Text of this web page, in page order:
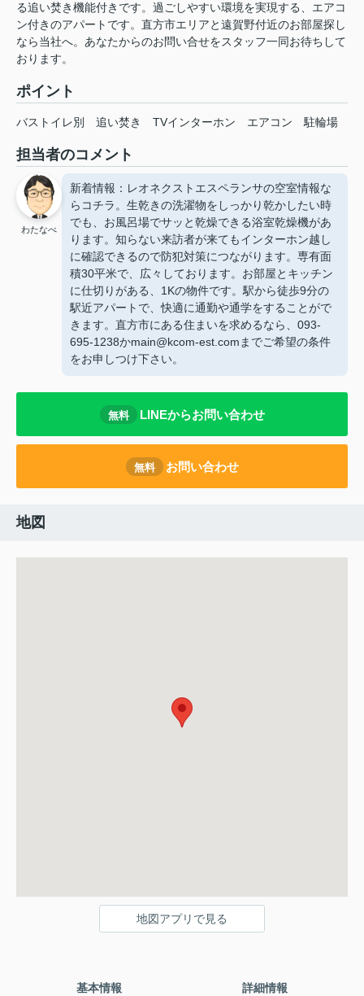
る追い焚き機能付きです。過ごしやすい環境を実現する、エアコ
ン付きのアパートです。直方市エリアと遠賀野付近のお部屋探し
なら当社へ。あなたからのお問い合せをスタッフ一同お待ちして
おります。
ポイント
バストイレ別 追い焚き TVインターホン エアコン 駐輪場
担当者のコメント
わたなべ
新着情報：レオネクストエスペランサの空室情報な
らコチラ。生乾きの洗濯物をしっかり乾かしたい時
でも、お風呂場でサッと乾燥できる浴室乾燥機があ
ります。知らない来訪者が来てもインターホン越し
に確認できるので防犯対策につながります。専有面
積30平米で、広々しております。お部屋とキッチン
に仕切りがある、1Kの物件です。駅から徒歩9分の
駅近アパートで、快適に通勤や通学をすることがで
きます。直方市にある住まいを求めるなら、093-
695-1238かmain@kcom-est.comまでご希望の条件
をお申しつけ下さい。
無料 LINEからお問い合わせ
無料 お問い合わせ
地図
地図アプリで見る
基本情報 詳細情報